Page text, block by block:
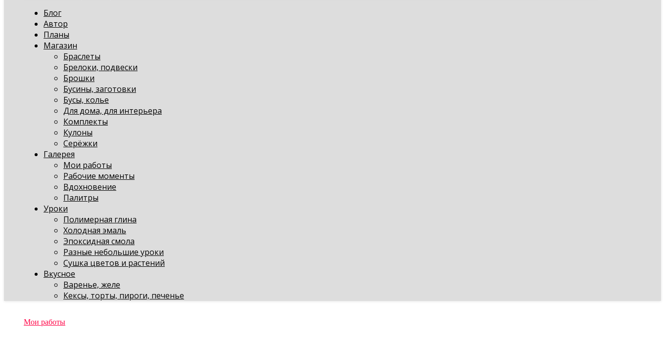
Блог
Автор
Планы
Магазин
Браслеты
Брелоки, подвески
Брошки
Бусины, заготовки
Бусы, колье
Для дома, для интерьера
Комплекты
Кулоны
Серёжки
Галерея
Мои работы
Рабочие моменты
Вдохновение
Палитры
Уроки
Полимерная глина
Холодная эмаль
Эпоксидная смола
Разные небольшие уроки
Сушка цветов и растений
Вкусное
Варенье, желе
Кексы, торты, пироги, печенье
Мои работы